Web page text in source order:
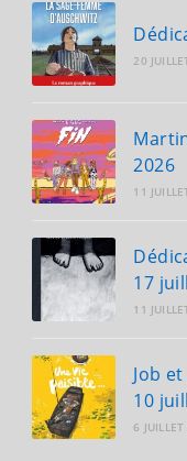
20
2026
11
17
11
Job
10
6